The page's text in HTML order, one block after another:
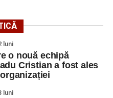
luni
o nouă echipă
Cristian a fost ales
luni